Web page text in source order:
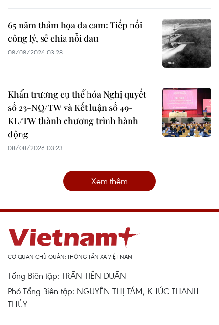
65 năm thảm họa da cam: Tiếp nối
công lý, sẻ chia nỗi đau
08/08/2026 03:28
Khẩn trương cụ thể hóa Nghị quyết
số 23-NQ/TW và Kết luận số 49-
KL/TW thành chương trình hành
động
08/08/2026 03:23
Xem thêm
CƠ QUAN CHỦ QUẢN: THÔNG TẤN XÃ VIỆT NAM
Tổng Biên tập: TRẦN TIẾN DUẨN
Phó Tổng Biên tập: NGUYỄN THỊ TÁM, KHÚC THANH
THỦY